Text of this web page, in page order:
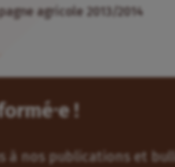
agricole 2013/2014
!
à nos publications et